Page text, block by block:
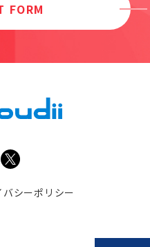
FORM
バシーポリシー